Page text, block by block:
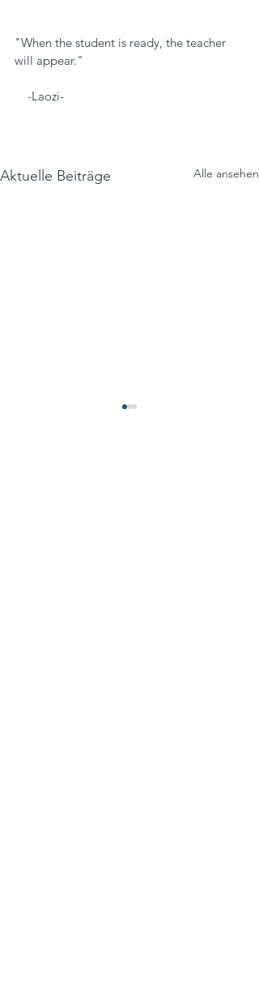
"When the student is ready, the teacher
will appear."
    -Laozi-
Aktuelle Beiträge Alle ansehen